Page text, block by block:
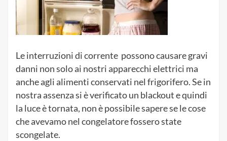
Le interruzioni di corrente possono causare gravi
danni non solo ai nostri apparecchi elettrici ma
anche agli alimenti conservati nel frigorifero. Se in
nostra assenza si è verificato un blackout e quindi
la luce è tornata, non è possibile sapere se le cose
che avevamo nel congelatore fossero state
scongelate.